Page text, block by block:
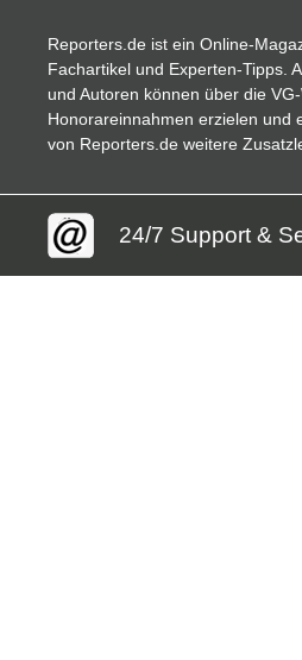
Reporters.de ist ein Online-
Fachartikel und Experten-Tipps.
und Autoren können über die
Honorareinnahmen erzielen und
von Reporters.de weitere
24/7 Support &